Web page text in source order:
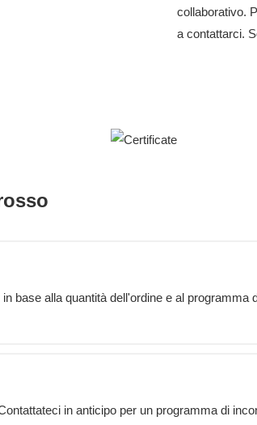
collaborativo.
a contattarci.
base alla quantità dell'ordine e al programma
in anticipo per un programma di